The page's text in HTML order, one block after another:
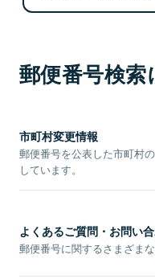
郵便番号検
市町村変更情報
郵便番号を公表した市町村
しています。
よくあるご質問・お問い
郵便番号に関するさまざま